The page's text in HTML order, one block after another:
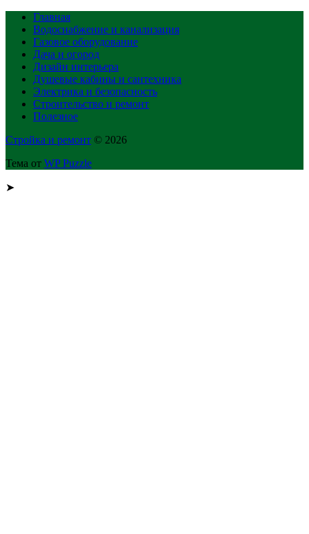
Главная
Водоснабжение и канализация
Газовое оборудование
Дача и огород
Дизайн интерьера
Душевые кабины и сантехника
Электрика и безопасность
Строительство и ремонт
Полезное
Стройка и ремонт © 2026
Тема от WP Puzzle
➤